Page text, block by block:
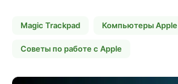
Magic Trackpad Компьютеры Apple
Советы по работе с Apple